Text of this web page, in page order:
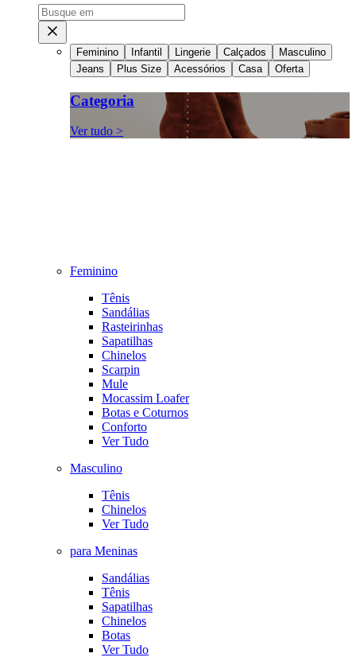
Feminino Infantil Lingerie Calçados
Masculino
Jeans
Plus Size Acessórios Casa Oferta
Categoria
Ver tudo >
Feminino
Tênis
Sandálias
Rasteirinhas
Sapatilhas
Chinelos
Scarpin
Mule
Mocassim Loafer
Botas e Coturnos
Conforto
Ver Tudo
Masculino
Tênis
Chinelos
Ver Tudo
para Meninas
Sandálias
Tênis
Sapatilhas
Chinelos
Botas
Ver Tudo